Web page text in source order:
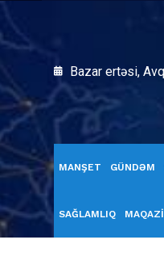
Bazar ertəsi,
MANŞET GÜNDƏM
SAĞLAMLIQ